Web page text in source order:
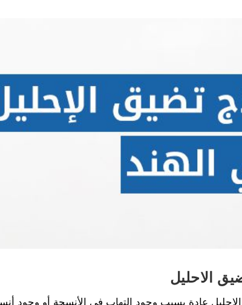
الاحليل
عادة بسبب وجود التهاب في الأنسجة أو وجود